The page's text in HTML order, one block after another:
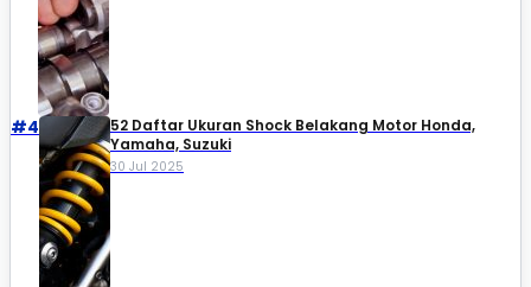
#4
52 Daftar Ukuran Shock Belakang Motor Honda,
Yamaha, Suzuki​
30 Jul 2025